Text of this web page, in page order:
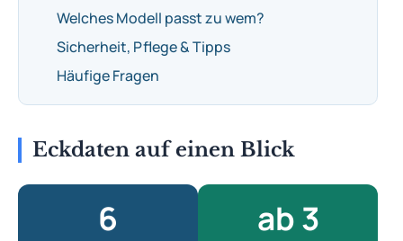
Welches Modell passt zu wem?
Sicherheit, Pflege & Tipps
Häufige Fragen
Eckdaten auf einen Blick
6 ab 3